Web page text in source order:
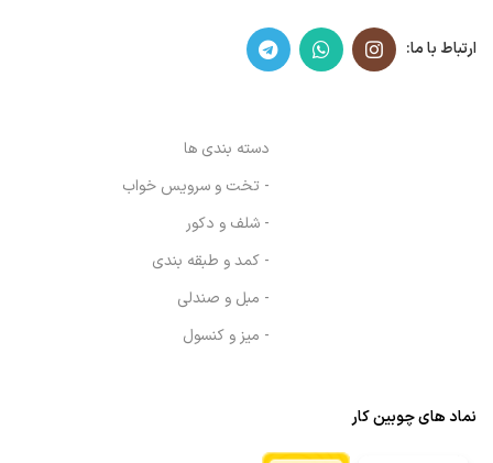
ارتباط با ما:
دسته بندی ها
- تخت و سرویس خواب
- شلف و دکور
- کمد و طبقه بندی
- مبل و صندلی
- میز و کنسول
نماد های چوبین کار